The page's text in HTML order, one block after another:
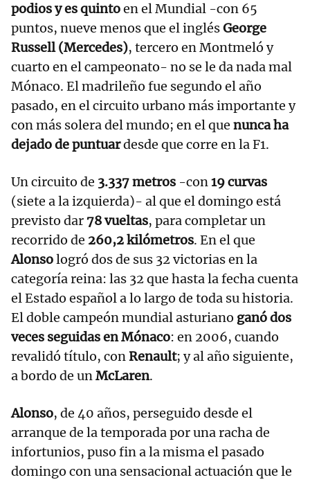
podios y es quintoen el Mundial -con 65
puntos, nueve menos que el inglésGeorge
Russell (Mercedes), tercero en Montmeló y
cuarto en el campeonato- no se le da nada mal
Mónaco. El madrileño fue segundo el año
pasado, en el circuito urbano más importante y
con más solera del mundo; en el que nunca ha
dejado de puntuardesde que corre en la F1.
Un circuito de 3.337 metros -con19 curvas
(siete a la izquierda)- al que el domingo está
previsto dar 78 vueltas, para completar un
recorrido de 260,2 kilómetros. En el que
Alonsologró dos de sus 32 victorias en la
categoría reina: las 32 que hasta la fecha cuenta
el Estado español a lo largo de toda su historia.
El doble campeón mundial asturiano ganó dos
veces seguidas en Mónaco: en 2006, cuando
revalidó título, conRenault; y al año siguiente,
a bordo de unMcLaren.
Alonso, de 40 años, perseguido desde el
arranque de la temporada por una racha de
infortunios, puso fin a la misma el pasado
domingo con una sensacional actuación que le